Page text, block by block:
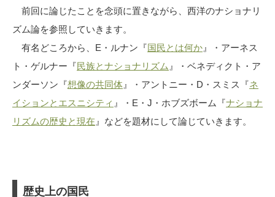
前回に論じたことを念頭に置きながら、西洋のナショナリ
ズム論を参照していきます。
有名どころから、E・ルナン『国民とは何か 』・アーネス
ト・ゲルナー『民族とナショナリズム 』・ベネディクト・ア
ンダーソン『想像の共同体 』・アントニー・D・スミス『ネ
イションとエスニシティ 』・E・J・ホブズボーム『ナショナ
リズムの歴史と現在 』などを題材にして論じていきます。
歴史上の国民